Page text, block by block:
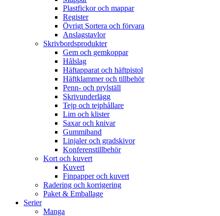
Plastfickor och mappar
Register
Övrigt Sortera och förvara
Anslagstavlor
Skrivbordsprodukter
Gem och gemkoppar
Hålslag
Häftapparat och häftpistol
Häftklammer och tillbehör
Penn- och prylställ
Skrivunderlägg
Tejp och tejphållare
Lim och klister
Saxar och knivar
Gummiband
Linjaler och gradskivor
Konferenstillbehör
Kort och kuvert
Kuvert
Finpapper och kuvert
Radering och korrigering
Paket & Emballage
Serier
Manga